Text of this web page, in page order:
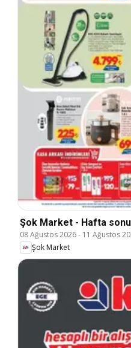
Şok Market - Hafta
08 Ağustos 2026- 11 Ağustos
Şok Market